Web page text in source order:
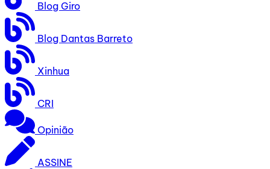
Blog Giro
Blog Dantas Barreto
Xinhua
CRI
Opinião
ASSINE